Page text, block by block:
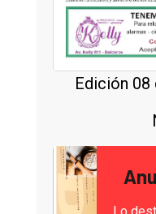
Edición 08